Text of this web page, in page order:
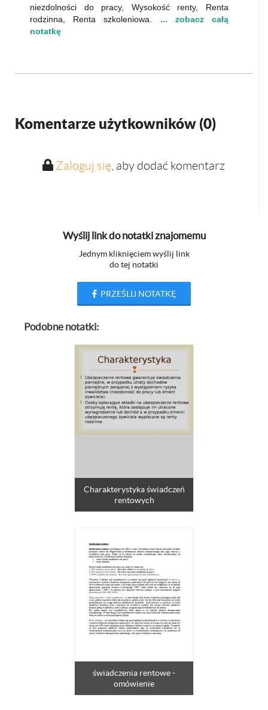
niezdolności do pracy, Wysokość renty, Renta
rodzinna, Renta szkoleniowa. ... zobacz całą
notatkę
Komentarze użytkowników (0)
Zaloguj się, aby dodać komentarz
Wyślij link do notatki znajomemu
Jednym kliknięciem wyślij link
do tej notatki
PRZEŚLIJ NOTATKĘ
Podobne notatki:
Charakterystyka świadczeń
rentowych
świadczenia rentowe -
omówienie